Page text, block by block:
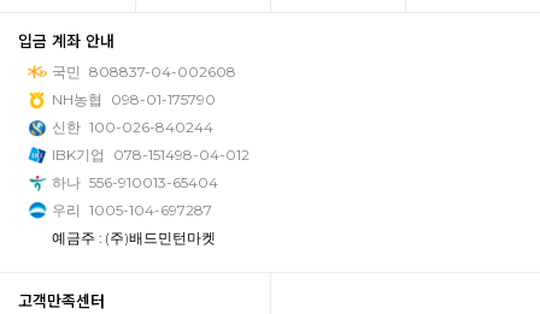
입금 계좌 안내
국민 808837-04-002608
NH농협
098-01-175790
신한 100-026-840244
IBK기업
078-151498-04-012
하나 556-910013-65404
우리 1005-104-697287
예금주 : (주)배드민턴마켓
고객만족센터